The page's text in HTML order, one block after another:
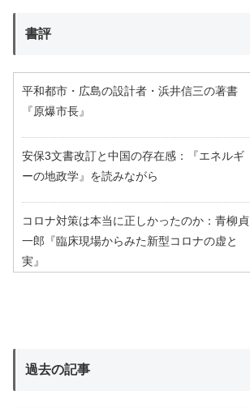
書評
平和都市・広島の設計者・浜井信三の著書
『原爆市長』
安保3文書改訂と中国の存在感：『エネルギ
ーの地政学』を読みながら
コロナ対策は本当に正しかったのか：青柳貞
一郎『臨床現場からみた新型コロナの虚と
実』
過去の記事